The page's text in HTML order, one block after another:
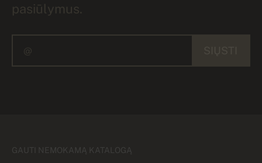
pasiūlymus.
GAUTI NEMOKAMĄ KATALOGĄ